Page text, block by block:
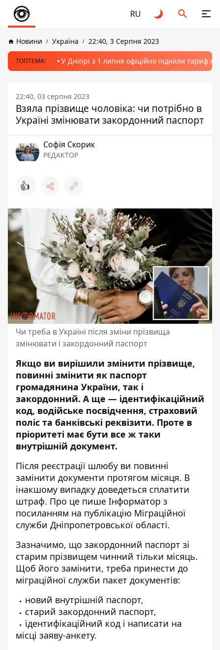
RU
Новини Україна 22:40, 3 Серпня 2023
ТОПТЕМА: У Дніпрі з 1 липня офіційно підняли тариф
22:40, 03 серпня 2023
Взяла прізвище чоловіка: чи потрібно в
Україні змінювати закордонний паспорт
Софія Скорик
РЕДАКТОР
👍
Чи треба в Україні після зміни прізвища
змінювати і закордонний паспорт
Якщо ви вирішили змінити прізвище,
повинні змінити як паспорт
громадянина України, так і
закордонний. А ще — ідентифікаційний
код, водійське посвідчення, страховий
поліс та банківські реквізити. Проте в
пріоритеті має бути все ж таки
внутрішній документ.
Після реєстрації шлюбу ви повинні
замінити документи протягом місяця. В
інакшому випадку доведеться сплатити
штраф. Про це пише Інформатор з
посиланням на публікацію Міграційної
служби Дніпропетровської області.
Зазначимо, що закордонний паспорт зі
старим прізвищем чинний тільки місяць.
Щоб його замінити, треба принести до
міграційної служби пакет документів:
новий внутрішній паспорт,
старий закордонний паспорт,
ідентифікаційний код і написати на
місці заяву-анкету.